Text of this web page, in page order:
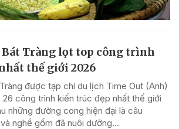
Bát Tràng lọt top công trình
thế giới 2026
được tạp chí du lịch Time Out (Anh)
công trình kiến trúc đẹp nhất thế giới
những đường cong hiện đại là câu
nghề gốm đã nuôi dưỡng...